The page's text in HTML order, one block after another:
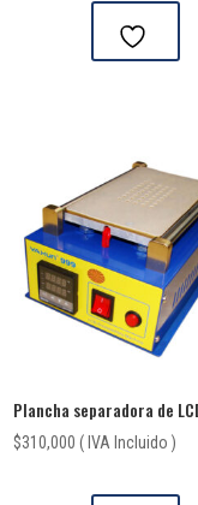
Plancha separadora de
$310,000 ( IVA Incluido )